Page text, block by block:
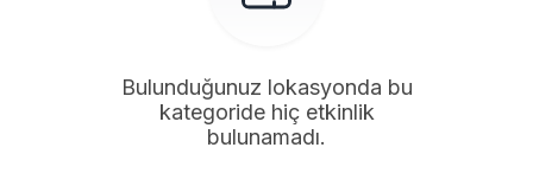
Bulunduğunuz lokasyonda bu
kategoride hiç etkinlik
bulunamadı.